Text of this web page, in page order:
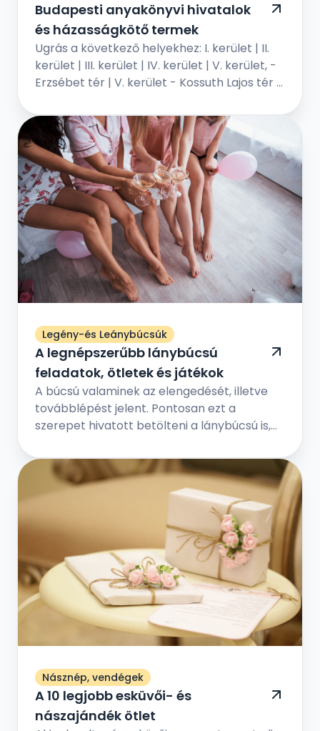
Budapesti anyakönyvi hivatalok
és házasságkötő termek
Ugrás a következő helyekhez: I. kerület | II.
kerület | III. kerület | IV. kerület | V. kerület, -
Erzsébet tér | V. kerület - Kossuth Lajos tér |
Legény-és Leánybúcsúk
A legnépszerűbb lánybúcsú
feladatok, ötletek és játékok
A búcsú valaminek az elengedését, illetve
továbblépést jelent. Pontosan ezt a
szerepet hivatott betölteni a lánybúcsú is,
menyasszony örökre hátat fordít régi
életének, és feleséggé válik. Ám előtte még
egy utolsó közös eseményt tart a
legkedvesebb barátnőivel, a hol vicces
játékokkal, fontos kérdés-válaszokkal, és
egy fergeteges bulival ünneplik meg a régi
időszak lezárását és az új időszak
megkezdését.
Násznép, vendégek
A 10 legjobb esküvői- és
nászajándék ötlet